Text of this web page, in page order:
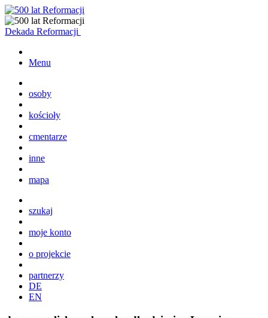
Dekada Reformacji
Menu
osoby
kościoły
cmentarze
inne
mapa
szukaj
moje konto
o projekcie
partnerzy
DE
EN